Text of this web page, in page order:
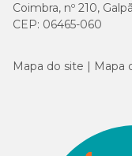
Coimbra, nº 210,
CEP: 06465-060
Mapa do site Mapa